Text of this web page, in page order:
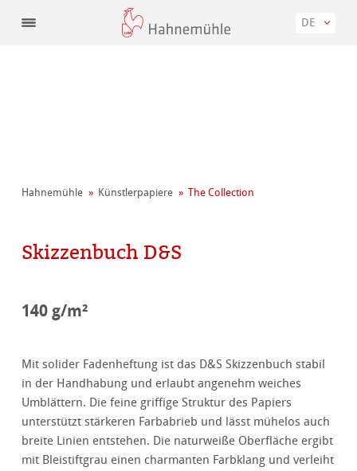
DE
Hahnemühle Künstler­papiere The Collection
Skizzenbuch D&S
140 g/m²
Mit solider Fadenheftung ist das D&S Skizzenbuch stabil
in der Handhabung und erlaubt angenehm weiches
Umblättern. Die feine griffige Struktur des Papiers
unterstützt stärkeren Farbabrieb und lässt mühelos auch
breite Linien entstehen. Die naturweiße Oberfläche ergibt
mit Bleistiftgrau einen charmanten Farbklang und verleiht